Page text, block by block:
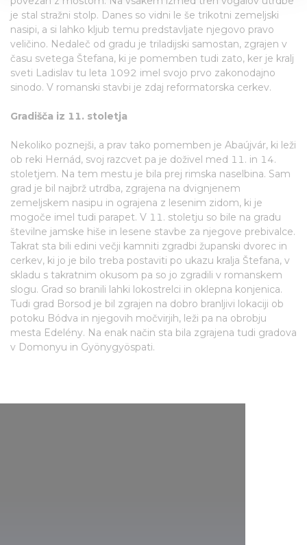
We use cookies to personalise content and ads, to
provide social media features and to analyse our traffic.
We also share information about your use of our site with
our social media, advertising and analytics partners who
may combine it with other information that you’ve
provided to them or that they’ve collected from your use
je stal stražni stolp. Danes so vidni le še trikotni zemeljski
nasipi, a si lahko kljub temu predstavljate njegovo pravo
veličino. Nedaleč od gradu je triladijski samostan, zgrajen v
času svetega Štefana, ki je pomemben tudi zato, ker je kralj
sveti Ladislav tu leta 1092 imel svojo prvo zakonodajno
sinodo. V romanski stavbi je zdaj reformatorska cerkev.
Gradišča iz 11. stoletja
Nekoliko poznejši, a prav tako pomemben je Abaújvár, ki leži
ob reki Hernád, svoj razcvet pa je doživel med 11. in 14.
stoletjem. Na tem mestu je bila prej rimska naselbina. Sam
grad je bil najbrž utrdba, zgrajena na dvignjenem
zemeljskem nasipu in ograjena z lesenim zidom, ki je
mogoče imel tudi parapet. V 11. stoletju so bile na gradu
številne jamske hiše in lesene stavbe za njegove prebivalce.
Takrat sta bili edini večji kamniti zgradbi županski dvorec in
cerkev, ki jo je bilo treba postaviti po ukazu kralja Štefana, v
skladu s takratnim okusom pa so jo zgradili v romanskem
slogu. Grad so branili lahki lokostrelci in oklepna konjenica.
Tudi grad Borsod je bil zgrajen na dobro branljivi lokaciji ob
potoku Bódva in njegovih močvirjih, leži pa na obrobju
mesta Edelény. Na enak način sta bila zgrajena tudi gradova
v Domonyu in Gyönygyöspati.